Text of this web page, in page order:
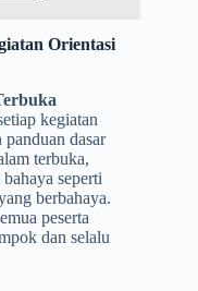
Orientasi
kegiatan
dasar
terbuka,
seperti
berbahaya.
peserta
dan selalu